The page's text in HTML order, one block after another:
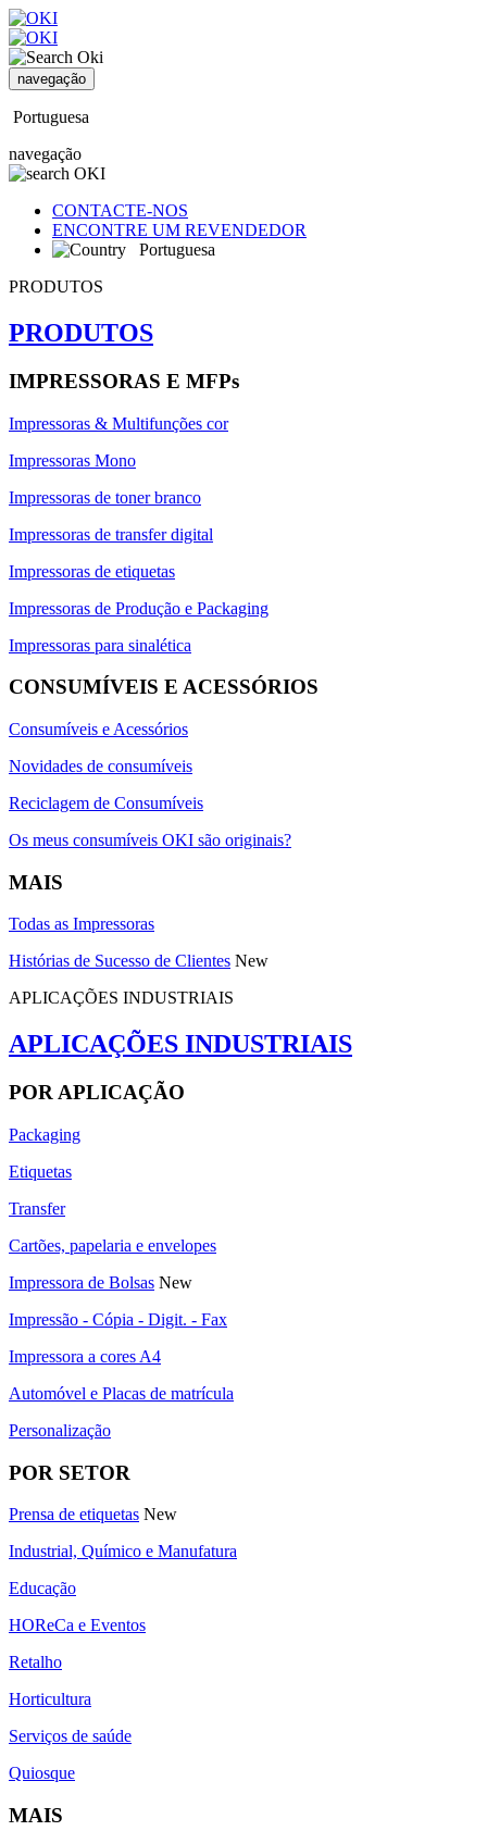
navegação
Portuguesa
navegação
CONTACTE-NOS
ENCONTRE UM REVENDEDOR
Portuguesa
PRODUTOS
PRODUTOS
IMPRESSORAS E MFPs
Impressoras & Multifunções cor
Impressoras Mono
Impressoras de toner branco
Impressoras de transfer digital
Impressoras de etiquetas
Impressoras de Produção e Packaging
Impressoras para sinalética
CONSUMÍVEIS E ACESSÓRIOS
Consumíveis e Acessórios
Novidades de consumíveis
Reciclagem de Consumíveis
Os meus consumíveis OKI são originais?
MAIS
Todas as Impressoras
Histórias de Sucesso de Clientes New
APLICAÇÕES INDUSTRIAIS
APLICAÇÕES INDUSTRIAIS
POR APLICAÇÃO
Packaging
Etiquetas
Transfer
Cartões, papelaria e envelopes
Impressora de Bolsas New
Impressão - Cópia - Digit. - Fax
Impressora a cores A4
Automóvel e Placas de matrícula
Personalização
POR SETOR
Prensa de etiquetas New
Industrial, Químico e Manufatura
Educação
HOReCa e Eventos
Retalho
Horticultura
Serviços de saúde
Quiosque
MAIS